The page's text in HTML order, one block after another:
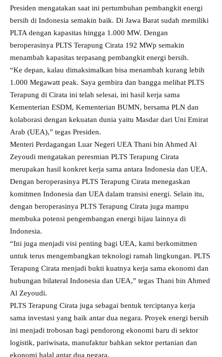
Presiden mengatakan saat ini pertumbuhan pembangkit energi
bersih di Indonesia semakin baik. Di Jawa Barat sudah memiliki
PLTA dengan kapasitas hingga 1.000 MW. Dengan
beroperasinya PLTS Terapung Cirata 192 MWp semakin
menambah kapasitas terpasang pembangkit energi bersih.
“Ke depan, kalau dimaksimalkan bisa menambah kurang lebih
1.000 Megawatt peak. Saya gembira dan bangga melihat PLTS
Terapung di Cirata ini telah selesai, ini hasil kerja sama
Kementerian ESDM, Kementerian BUMN, bersama PLN dan
kolaborasi dengan kekuatan dunia yaitu Masdar dari Uni Emirat
Arab (UEA),” tegas Presiden.
Menteri Perdagangan Luar Negeri UEA Thani bin Ahmed Al
Zeyoudi mengatakan peresmian PLTS Terapung Cirata
merupakan hasil konkret kerja sama antara Indonesia dan UEA.
Dengan beroperasinya PLTS Terapung Cirata menegaskan
komitmen Indonesia dan UEA dalam transisi energi. Selain itu,
dengan beroperasinya PLTS Terapung Cirata juga mampu
membuka potensi pengembangan energi hijau lainnya di
Indonesia.
“Ini juga menjadi visi penting bagi UEA, kami berkomitmen
untuk terus mengembangkan teknologi ramah lingkungan. PLTS
Terapung Cirata menjadi bukti kuatnya kerja sama ekonomi dan
hubungan bilateral Indonesia dan UEA,” tegas Thani bin Ahmed
Al Zeyoudi.
PLTS Terapung Cirata juga sebagai bentuk terciptanya kerja
sama investasi yang baik antar dua negara. Proyek energi bersih
ini menjadi trobosan bagi pendorong ekonomi baru di sektor
logistik, pariwisata, manufaktur bahkan sektor pertanian dan
ekonomi halal antar dua negara.